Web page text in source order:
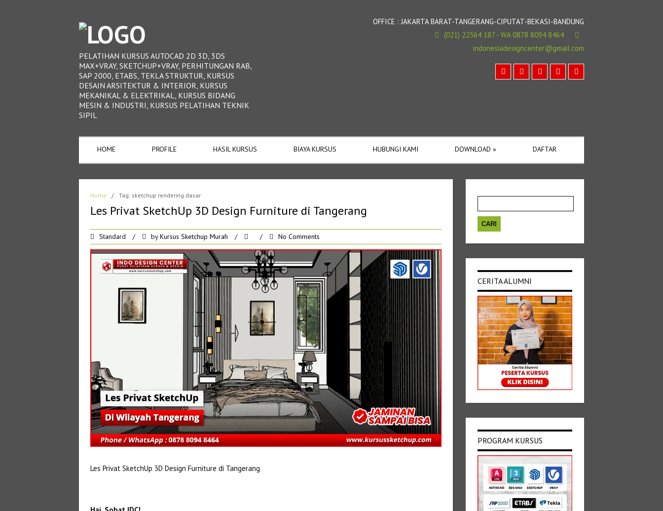
PELATIHAN KURSUS AUTOCAD 2D 3D, 3DS
MAX+VRAY, SKETCHUP+VRAY, PERHITUNGAN RAB,
SAP 2000, ETABS, TEKLA STRUKTUR, KURSUS
DESAIN ARSITEKTUR & INTERIOR, KURSUS
MEKANIKAL & ELEKTRIKAL, KURSUS BIDANG
MESIN & INDUSTRI, KURSUS PELATIHAN TEKNIK
SIPIL
OFFICE : JAKARTA BARAT-TANGERANG-CIPUTAT-BEKASI-BANDUNG
(021) 22564 187 - WA 0878 8094 8464
indonesiadesigncenter@gmail.com
HOME PROFILE HASIL KURSUS BIAYA KURSUS HUBUNGI KAMI DOWNLOAD » DAFTAR
Home / Tag: sketchup rendering dasar
Les Privat SketchUp 3D Design Furniture di Tangerang
Standard / byKursus Sketchup Murah / / No Comments
Les Privat SketchUp 3D Design Furniture di Tangerang
untuk:
CERITA ALUMNI
PROGRAM KURSUS